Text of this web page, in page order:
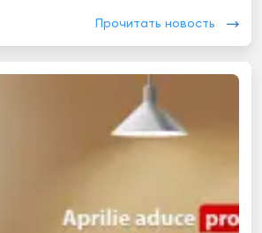
Прочитать новость